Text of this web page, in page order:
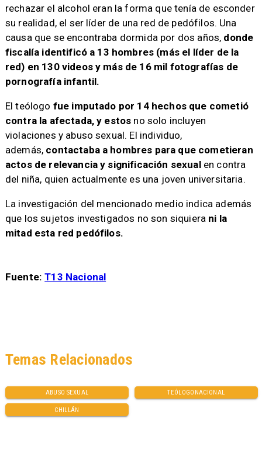
rechazar el alcohol eran la forma que tenía de esconder
su realidad, el ser líder de una red de pedófilos. Una
causa que se encontraba dormida por dos años, donde
fiscalía identificó a 13 hombres (más el líder de la
red) en 130 videos y más de 16 mil fotografías de
pornografía infantil.
El teólogo fue imputado por 14 hechos que cometió
contra la afectada, y estos no solo incluyen
violaciones y abuso sexual. El individuo,
además, contactaba a hombres para que cometieran
actos de relevancia y significación sexualen contra
del niña, quien actualmente es una joven universitaria.
La investigación del mencionado medio indica además
que los sujetos investigados no son siquiera ni la
mitad esta red pedófilos.
Fuente:T13 Nacional
ABUSO SEXUAL TEÓLOGONACIONAL
CHILLÁN
Temas Relacionados